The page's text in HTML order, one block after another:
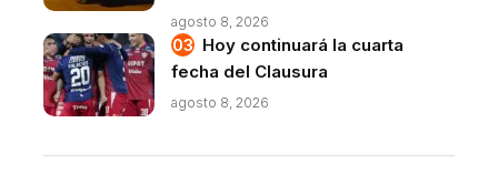
agosto 8, 2026
Hoy continuará la cuarta
fecha del Clausura
agosto 8, 2026